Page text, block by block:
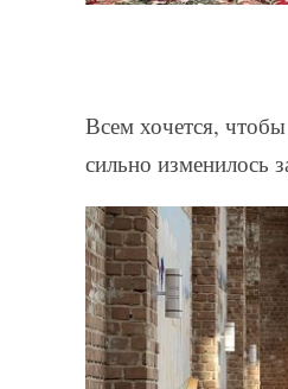
Всем хочется,
сильно изменилось